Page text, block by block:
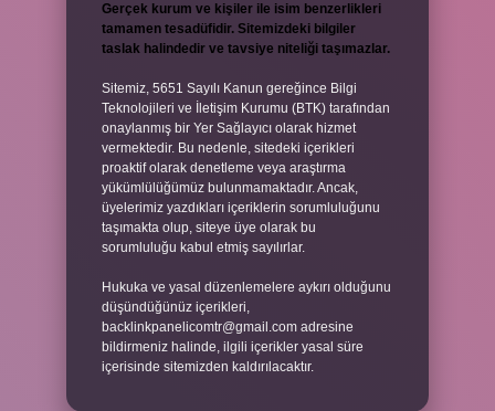
Gerçek kurum ve kişiler ile isim benzerlikleri
tamamen tesadüfidir. Sitemizdeki bilgiler
taslak halindedir ve tavsiye niteliği taşımazlar.
Sitemiz, 5651 Sayılı Kanun gereğince Bilgi
Teknolojileri ve İletişim Kurumu (BTK) tarafından
onaylanmış bir Yer Sağlayıcı olarak hizmet
vermektedir. Bu nedenle, sitedeki içerikleri
proaktif olarak denetleme veya araştırma
yükümlülüğümüz bulunmamaktadır. Ancak,
üyelerimiz yazdıkları içeriklerin sorumluluğunu
taşımakta olup, siteye üye olarak bu
sorumluluğu kabul etmiş sayılırlar.
Hukuka ve yasal düzenlemelere aykırı olduğunu
düşündüğünüz içerikleri,
backlinkpanelicomtr@gmail.com adresine
bildirmeniz halinde, ilgili içerikler yasal süre
içerisinde sitemizden kaldırılacaktır.